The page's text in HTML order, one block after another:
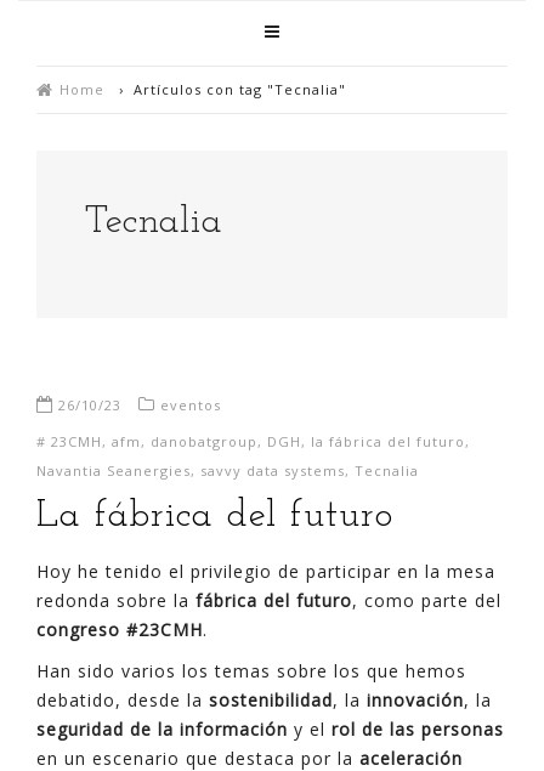
Home › Artículos con tag "Tecnalia"
Tecnalia
26/10/23
eventos
# 23CMH , afm , danobatgroup , DGH , la fábrica del futuro ,
Navantia Seanergies, savvy data systems, Tecnalia
La fábrica del futuro
Hoy he tenido el privilegio de participar en la mesa
redonda sobre la fábrica del futuro, como parte del
congreso #23CMH.
Han sido varios los temas sobre los que hemos
debatido, desde la sostenibilidad, la innovación, la
seguridad de la información y el rol de las personas
en un escenario que destaca por la aceleración